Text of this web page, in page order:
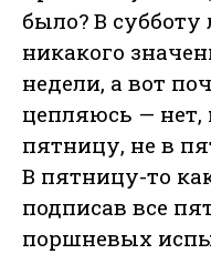
было? В субботу
никакого
недели, а вот
цепляюсь — нет,
пятницу, не в
В пятницу-то
подписав все
поршневых